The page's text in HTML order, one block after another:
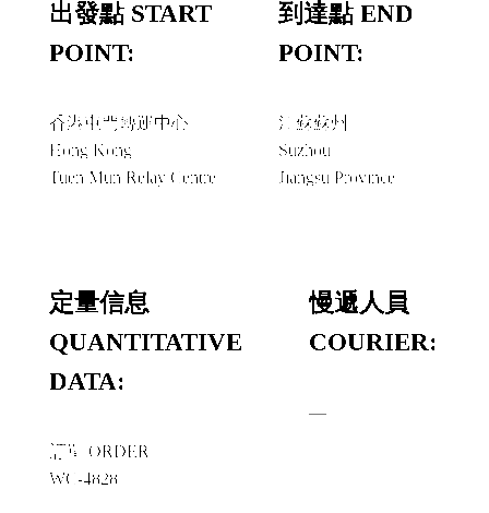
出發點 START
POINT:
香港屯門轉運中心
Hong Kong
Tuen Mun Relay Centre
到達點 END
POINT:
江蘇蘇州
Suzhou
Jiangsu Province
定量信息
QUANTITATIVE
DATA:
訂單 ORDER
WC-4828
慢遞人員
COURIER:
—